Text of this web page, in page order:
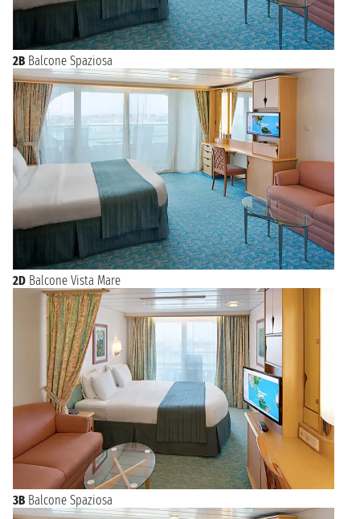
2B Balcone Spaziosa
2D Balcone Vista Mare
3B Balcone Spaziosa